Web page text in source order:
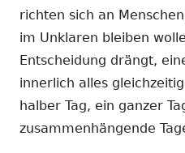
richten sich an
im Unklaren bleiben
Entscheidung drängt,
innerlich alles
halber Tag, ein ganzer
zusammenhängende